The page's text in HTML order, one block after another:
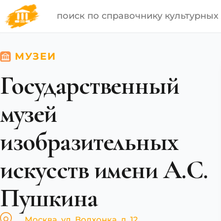
МУЗЕИ
Государственный
музей
изобразительных
искусств имени А.С.
Пушкина